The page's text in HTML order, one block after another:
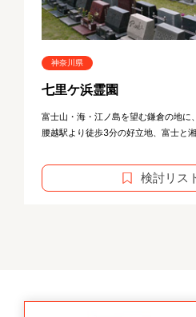
神奈川県
七里ケ浜霊園
富士山・海・江ノ島を望む鎌倉の地に
腰越駅より徒歩3分の好立地、富士と
検討リス